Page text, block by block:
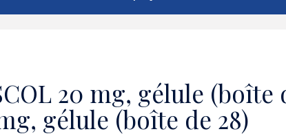
20 mg, gélule (boîte
gélule (boîte de 28)